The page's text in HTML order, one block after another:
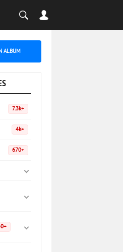
ALBUM
7.3k+
4k+
670+